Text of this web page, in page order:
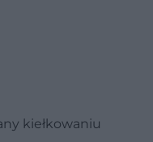
kiełkowaniu